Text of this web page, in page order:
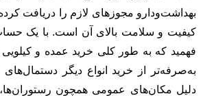
بهداشت‌و‌دارو مجوزهای لازم را دریافت
کیفیت و سلامت بالای آن است. با یک
فهمید که به طور کلی خرید عمده و کیلویی
به‌صرفه‌تر از خرید انواع دیگر
دلیل مکان‌های عمومی همچون رستوران‌ها،